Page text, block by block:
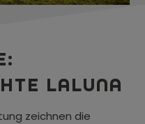
LALUNA
zeichnen die